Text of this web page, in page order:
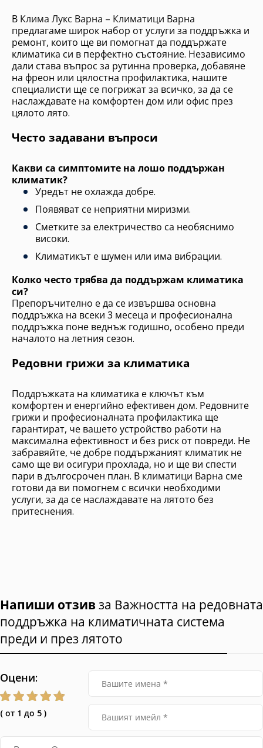
В Клима Лукс Варна – Климатици Варна
предлагаме широк набор от услуги за поддръжка и
ремонт, които ще ви помогнат да поддържате
климатика си в перфектно състояние. Независимо
дали става въпрос за рутинна проверка, добавяне
на фреон или цялостна профилактика, нашите
специалисти ще се погрижат за всичко, за да се
наслаждавате на комфортен дом или офис през
цялото лято.
Често задавани въпроси
Какви са симптомите на лошо поддържан
климатик?
Уредът не охлажда добре.
Появяват се неприятни миризми.
Сметките за електричество са необяснимо
високи.
Климатикът е шумен или има вибрации.
Колко често трябва да поддържам климатика
си?
Препоръчително е да се извършва основна
поддръжка на всеки 3 месеца и професионална
поддръжка поне веднъж годишно, особено преди
началото на летния сезон.
Редовни грижи за климатика
Поддръжката на климатика е ключът към
комфортен и енергийно ефективен дом. Редовните
грижи и професионалната профилактика ще
гарантират, че вашето устройство работи на
максимална ефективност и без риск от повреди. Не
забравяйте, че добре поддържаният климатик не
само ще ви осигури прохлада, но и ще ви спести
пари в дългосрочен план. В климатици Варна сме
готови да ви помогнем с всички необходими
услуги, за да се наслаждавате на лятото без
притеснения.
Напиши отзивза Важността на редовната
поддръжка на климатичната система
преди и през лятото
Оцени:
( от 1 до 5 )